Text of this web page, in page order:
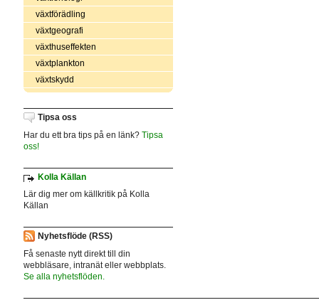
växtförädling
växtgeografi
växthuseffekten
växtplankton
växtskydd
Tipsa oss
Har du ett bra tips på en länk? Tipsa
oss!
Kolla Källan
Lär dig mer om källkritik på Kolla
Källan
Nyhetsflöde (RSS)
Få senaste nytt direkt till din
webbläsare, intranät eller webbplats.
Se alla nyhetsflöden.